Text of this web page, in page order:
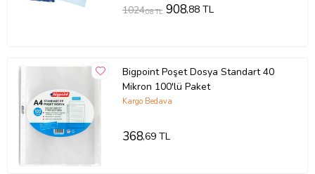
1024,08 TL 908,88 TL
Bigpoint Poşet Dosya Standart 40
Mikron 100'lü Paket
Kargo Bedava
368,69 TL